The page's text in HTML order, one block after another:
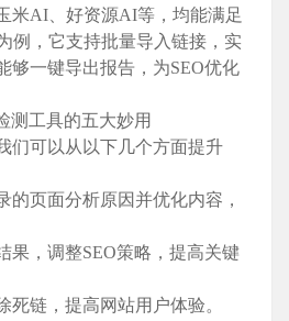
米AI、好资源AI等，均能满足
例，它支持批量导入链接，实
够一键导出报告，为SEO优化
测工具的五大妙用
们可以从以下几个方面提升
的页面分析原因并优化内容，
果，调整SEO策略，提高关键
死链，提高网站用户体验。